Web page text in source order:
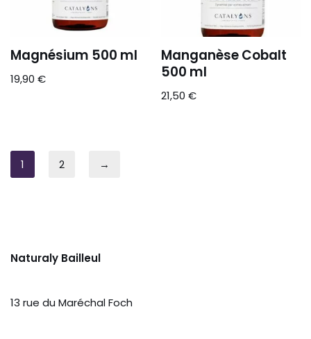
Magnésium 500 ml
19,90 €
Manganèse Cobalt
500 ml
21,50€
1 2 →
Naturaly Bailleul
13 rue du Maréchal Foch